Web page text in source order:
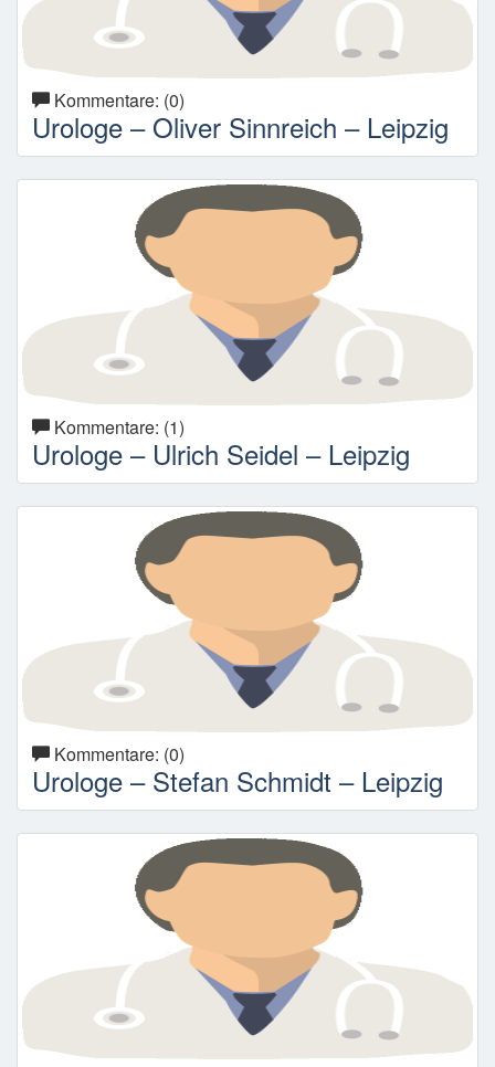
Kommentare: (0)
Urologe – Oliver Sinnreich – Leipzig
Kommentare: (1)
Urologe – Ulrich Seidel – Leipzig
Kommentare: (0)
Urologe – Stefan Schmidt – Leipzig